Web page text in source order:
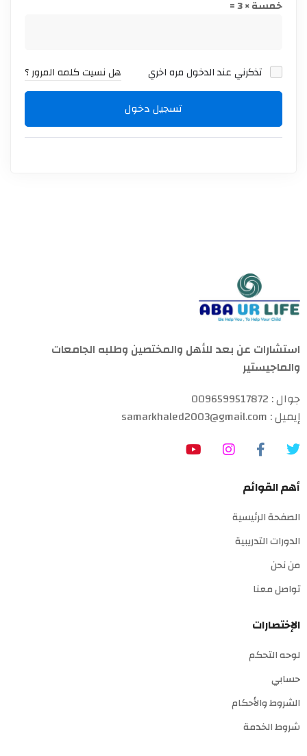
خمسة × 3 =
تذكرني عند الدخول مره اخري هل نسيت كلمه المرور ؟
تسجيل دخول
استشارات عن بعد للأهل والمختصين وطلبه الجامعات
والماجيستير
جوال : 0096599517872
إيميل : samarkhaled2003@gmail.com
أهم القوائم
الصفحة الرئيسية
الدورات التدريبية
من نحن
تواصل معنا
الإختصارات
لوحه التحكم
حسابي
الشروط والأحكام
شروط الخدمة